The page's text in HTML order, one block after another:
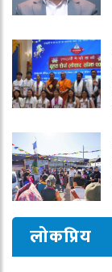
लोकप्रिय